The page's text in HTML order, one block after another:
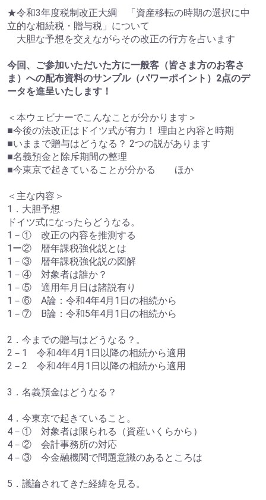
★令和3年度税制改正大綱 「資産移転の時期の選択に中
立的な相続税・贈与税」について
大胆な予想を交えながらその改正の行方を占います
今回、ご参加いただいた方に一般客（皆さま方のお客さ
ま）への配布資料のサンプル（パワーポイント）2点のデ
ータを進呈いたします！
＜本ウェビナーでこんなことが分かります＞
■今後の法改正はドイツ式が有力！ 理由と内容と時期
■いままで贈与はどうなる？ 2つの説があります
■名義預金と除斥期間の整理
■今東京で起きていることが分かる ほか
＜主な内容＞
1．大胆予想
ドイツ式になったらどうなる。
1－① 改正の内容を推測する
1ー② 暦年課税強化説とは
1－③ 暦年課税強化説の図解
1－④ 対象者は誰か？
1－⑤ 適用年月日は諸説有り
1－⑥ A論：令和4年4月1日の相続から
1－⑦ B論：令和5年4月1日の相続から
2．今までの贈与はどうなる？。
2－1 令和4年4月1日以降の相続から適用
2－2 令和4年4月1日以降の相続から適用
3．名義預金はどうなる？
4．今東京で起きていること。
4－① 対象者は限られる（資産いくらから）
4－② 会計事務所の対応
4－③ 今金融機関で問題意識のあるところは
5．議論されてきた経緯を見る。